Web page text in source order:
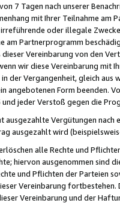
7 Tagen nach unserer
mit Ihrer Teilnahme am
oder illegale
am Partnerprogramm
Vereinbarung von den
wir diese Vereinbarung mit
der Vergangenheit, gleich
angebotenen Form beenden.
jeder Verstoß gegen die
Vergütungen
ausgezahlt wird
alle Rechte und
hiervon ausgenommen sind
und Pflichten der Parteien
Vereinbarung
Vereinbarung und der